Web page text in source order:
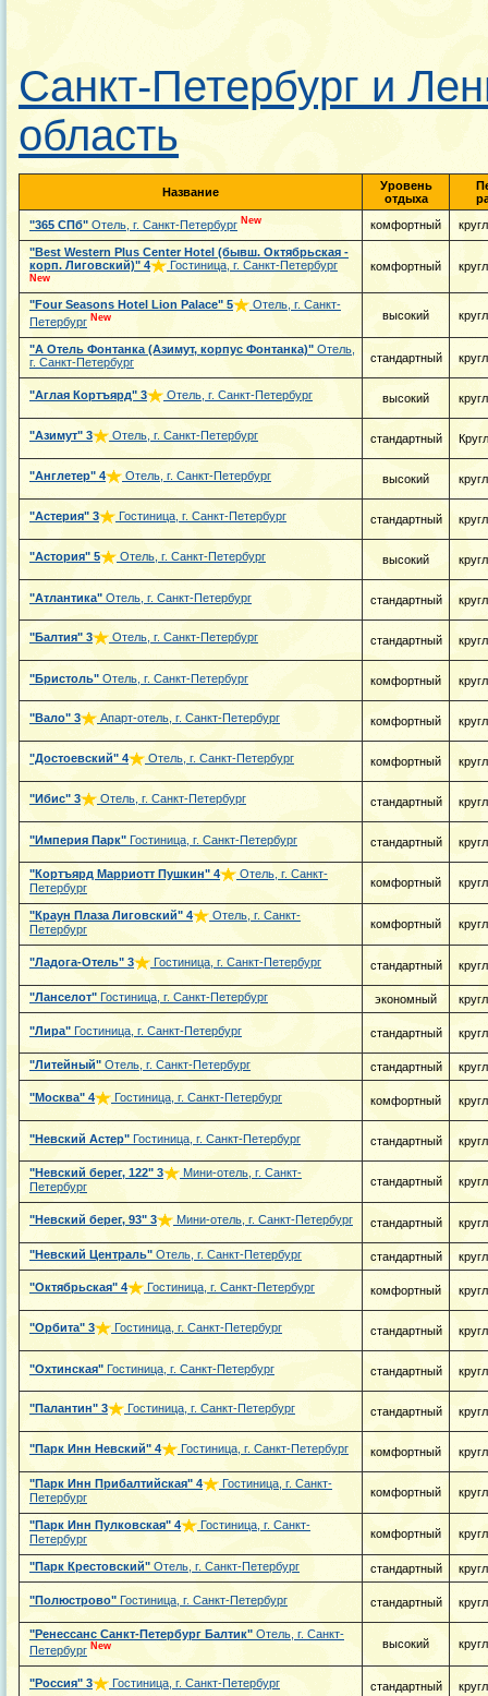
Санкт-Петербург и
область
Название
Уровень
отдыха
"365 СПб" Отель, г. Санкт-Петербург New комфортный
"Best Western Plus Center Hotel (бывш. Октябрьская -
корп. Лиговский)" 4 Гостиница, г. Санкт-Петербург
New
комфортный
"Four Seasons Hotel Lion Palace" 5
Отель, г. Санкт-
Петербург New высокий
"А Отель Фонтанка (Азимут, корпус Фонтанка)" Отель,
г. Санкт-Петербург
стандартный
"Аглая Кортъярд" 3 Отель, г. Санкт-Петербург высокий
"Азимут" 3 Отель, г. Санкт-Петербург стандартный
"Англетер" 4 Отель, г. Санкт-Петербург высокий
"Астерия" 3 Гостиница, г. Санкт-Петербург стандартный
"Астория" 5 Отель, г. Санкт-Петербург высокий
"Атлантика" Отель, г. Санкт-Петербург стандартный
"Балтия" 3 Отель, г. Санкт-Петербург стандартный
"Бристоль" Отель, г. Санкт-Петербург комфортный
"Вало" 3 Апарт-отель, г. Санкт-Петербург комфортный
"Достоевский" 4 Отель, г. Санкт-Петербург комфортный
"Ибис" 3 Отель, г. Санкт-Петербург стандартный
"Империя Парк" Гостиница, г. Санкт-Петербург стандартный
"Кортъярд Марриотт Пушкин" 4
Отель, г. Санкт-
Петербург
комфортный
"Краун Плаза Лиговский" 4
Отель, г. Санкт-
Петербург
комфортный
"Ладога-Отель" 3 Гостиница, г. Санкт-Петербург стандартный
"Ланселот" Гостиница, г. Санкт-Петербург экономный
"Лира" Гостиница, г. Санкт-Петербург стандартный
"Литейный" Отель, г. Санкт-Петербург стандартный
"Москва" 4 Гостиница, г. Санкт-Петербург комфортный
"Невский Астер" Гостиница, г. Санкт-Петербург стандартный
"Невский берег, 122" 3
Мини-отель, г. Санкт-
Петербург
стандартный
"Невский берег, 93" 3 Мини-отель, г. Санкт-Петербург стандартный
"Невский Централь" Отель, г. Санкт-Петербург стандартный
"Октябрьская" 4 Гостиница, г. Санкт-Петербург комфортный
"Орбита" 3 Гостиница, г. Санкт-Петербург стандартный
"Охтинская" Гостиница, г. Санкт-Петербург стандартный
"Палантин" 3 Гостиница, г. Санкт-Петербург стандартный
"Парк Инн Невский" 4 Гостиница, г. Санкт-Петербург комфортный
"Парк Инн Прибалтийская" 4
Гостиница, г. Санкт-
Петербург
комфортный
"Парк Инн Пулковская" 4
Гостиница, г. Санкт-
Петербург
комфортный
"Парк Крестовский" Отель, г. Санкт-Петербург стандартный
"Полюстрово" Гостиница, г. Санкт-Петербург стандартный
"Ренессанс Санкт-Петербург Балтик" Отель, г. Санкт-
Петербург New высокий
"Россия" 3 Гостиница, г. Санкт-Петербург стандартный